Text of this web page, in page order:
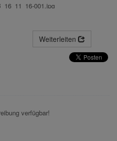
001.jpg
Weiterleiten
verfügbar!